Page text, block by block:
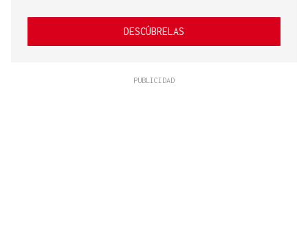
DESCÚBRELAS